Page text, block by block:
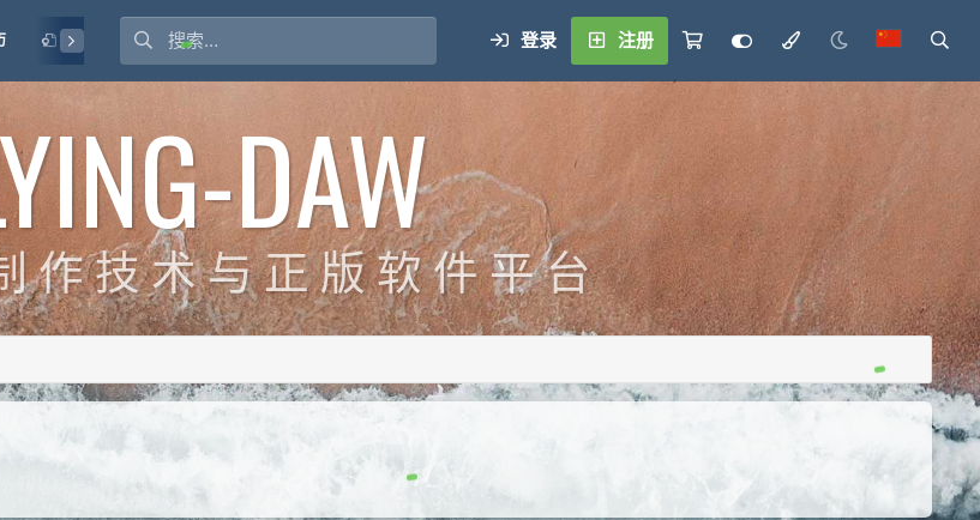
授权 登录 注册
DAW
作 技 术 与 正 版 软 件 平 台